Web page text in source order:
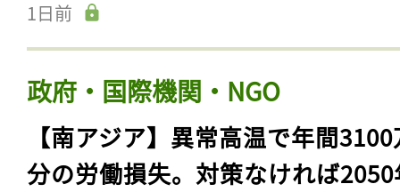
1日前
政府・国際機関・NGO
【南アジア】異常高温で年間
分の労働損失。対策なければ